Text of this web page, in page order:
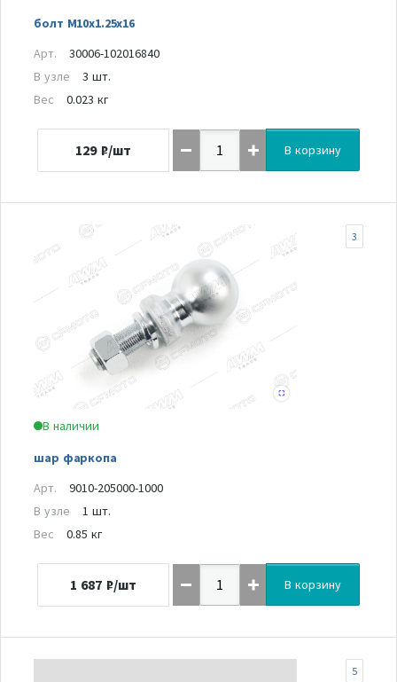
болт М10x1.25x16
Арт.
30006-102016840
В узле
3 шт.
Вес
0.023 кг
129 ₽/шт В корзину
В наличии
шар фаркопа
3
Арт.
9010-205000-1000
В узле
1 шт.
Вес
0.85 кг
1 687 ₽/шт В корзину
5